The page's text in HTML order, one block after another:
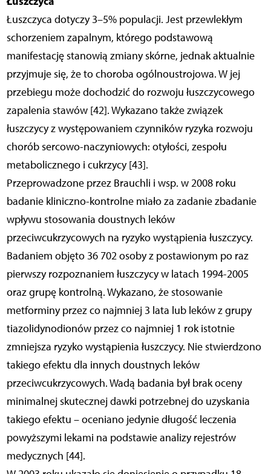
Łuszczyca dotyczy 3–5% populacji. Jest przewlekłym
schorzeniem zapalnym, którego podstawową
manifestację stanowią zmiany skórne, jednak aktualnie
przyjmuje się, że to choroba ogólnoustrojowa. W jej
przebiegu może dochodzić do rozwoju łuszczycowego
zapalenia stawów [42]. Wykazano także związek
łuszczycy z występowaniem czynników ryzyka rozwoju
chorób sercowo-naczyniowych: otyłości, zespołu
metabolicznego i cukrzycy [43].
Przeprowadzone przez Brauchli i wsp. w 2008 roku
badanie kliniczno-kontrolne miało za zadanie zbadanie
wpływu stosowania doustnych leków
przeciwcukrzycowych na ryzyko wystąpienia łuszczycy.
Badaniem objęto 36 702 osoby z postawionym po raz
pierwszy rozpoznaniem łuszczycy w latach 1994-2005
oraz grupę kontrolną. Wykazano, że stosowanie
metforminy przez co najmniej 3 lata lub leków z grupy
tiazolidynodionów przez co najmniej 1 rok istotnie
zmniejsza ryzyko wystąpienia łuszczycy. Nie stwierdzono
takiego efektu dla innych doustnych leków
przeciwcukrzycowych. Wadą badania był brak oceny
minimalnej skutecznej dawki potrzebnej do uzyskania
takiego efektu – oceniano jedynie długość leczenia
powyższymi lekami na podstawie analizy rejestrów
medycznych [44].